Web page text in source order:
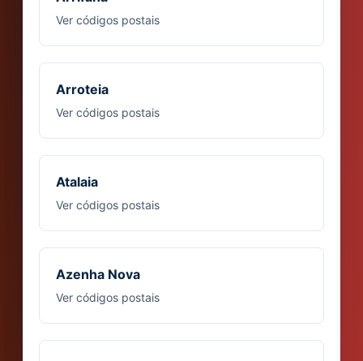
Ver códigos postais
Arroteia
Ver códigos postais
Atalaia
Ver códigos postais
Azenha Nova
Ver códigos postais